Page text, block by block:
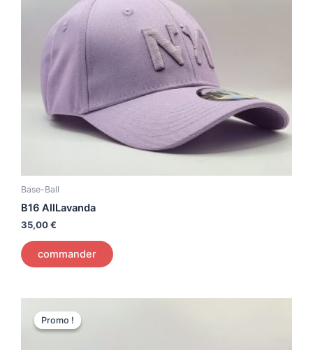
Base-Ball
B16 AllLavanda
35,00€
commander
Promo !
Promo !
prix
initial